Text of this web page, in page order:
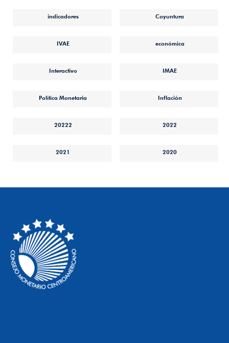
indicadores Coyuntura
IVAE económica
Interactivo IMAE
Política Monetaria Inflación
20222 2022
2021 2020